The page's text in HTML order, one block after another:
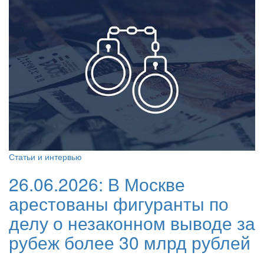
Статьи и интервью
26.06.2026: В Москве
арестованы фигуранты по
делу о незаконном выводе за
рубеж более 30 млрд рублей